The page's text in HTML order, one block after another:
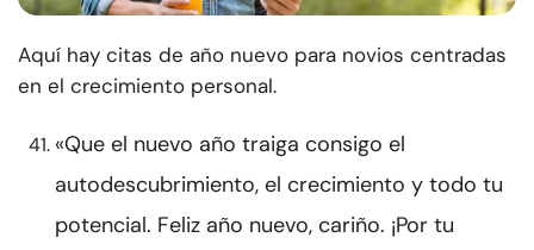
Aquí hay citas de año nuevo para novios centradas
en el crecimiento personal.
«Que el nuevo año traiga consigo el
autodescubrimiento, el crecimiento y todo tu
potencial. Feliz año nuevo, cariño. ¡Por tu